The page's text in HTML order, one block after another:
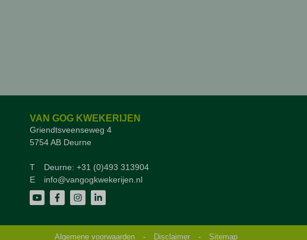
VAN GOG KWEKERIJEN
Griendtsveenseweg 4
5754 AB Deurne
T
Deurne: +31 (0)493 313904
E
info@vangogkwekerijen.nl
Algemene voorwaarden - Disclaimer - Sitemap